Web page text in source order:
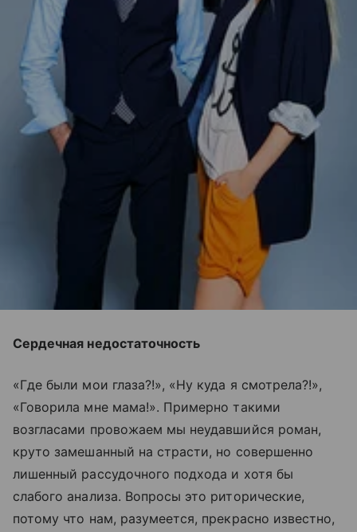
Сердечная недостаточность
«Где были мои глаза?!», «Ну куда я смотрела?!»,
«Говорила мне мама!». Примерно такими
возгласами провожаем мы неудавшийся роман,
круто замешанный на страсти, но совершенно
лишенный рассудочного подхода и хотя бы
слабого анализа. Вопросы это риторические,
потому что нам, разумеется, прекрасно известно,